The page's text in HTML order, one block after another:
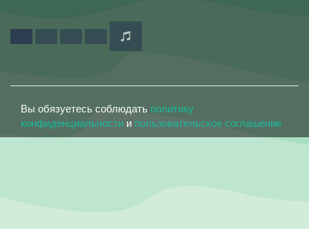
Вы обязуетесь соблюдать политику
конфиденциальности и пользовательское соглашение